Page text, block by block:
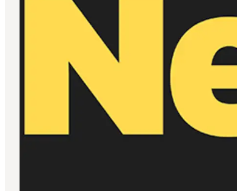
Booking